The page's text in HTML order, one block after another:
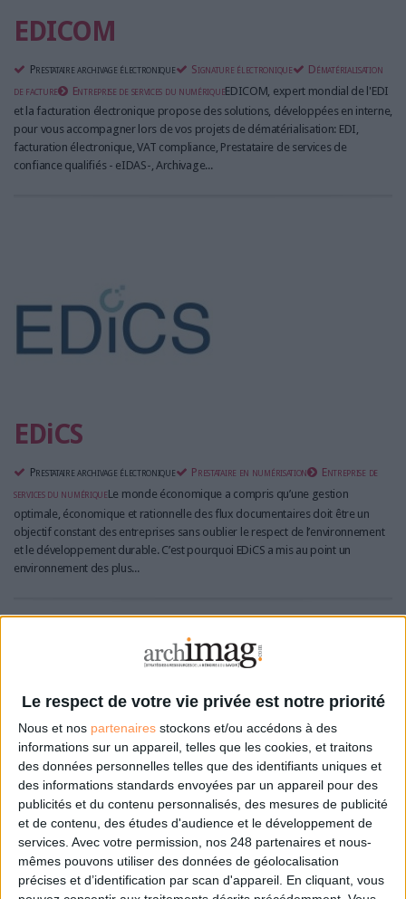
Le respect de votre vie privée est notre priorité
Nous et nos partenaires stockons et/ou accédons à des
informations sur un appareil, telles que les cookies, et traitons
des données personnelles telles que des identifiants uniques et
des informations standards envoyées par un appareil pour des
publicités et du contenu personnalisés, des mesures de publicité
et de contenu, des études d'audience et le développement de
services. Avec votre permission, nos 248 partenaires et nous-
mêmes pouvons utiliser des données de géolocalisation
précises et d’identification par scan d'appareil. En cliquant, vous
EDICOM
Prestataire archivage électronique Signature électronique
Dématérialisation
de facture
Entreprise de services du numériqueEDICOM, expert mondial de l'EDI
et la facturation électronique propose des solutions, développées en interne,
pour vous accompagner lors de vos projets de dématérialisation: EDI,
facturation électronique, VAT compliance, Prestataire de services de
confiance qualifiés - eIDAS-, Archivage...
EDiCS
Prestataire archivage électronique Prestataire en numérisation
Entreprise de
services du numériqueLe monde économique a compris qu’une gestion
optimale, économique et rationnelle des flux documentaires doit être un
objectif constant des entreprises sans oublier le respect de l’environnement
et le développement durable. C’est pourquoi EDiCS a mis au point un
environnement des plus...
EidoPolis - Prismia ViSiON
Logiciel archivage électronique Logiciel de gestion d'archives et RM
Prestataire